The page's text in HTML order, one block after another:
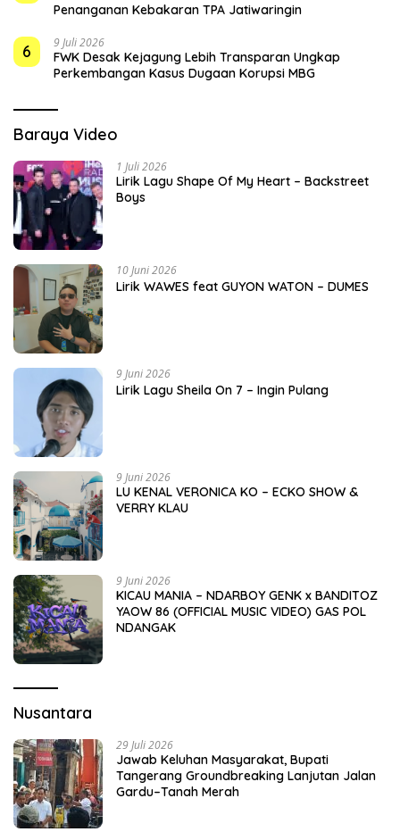
Penanganan Kebakaran TPA Jatiwaringin
6 9 Juli 2026
FWK Desak Kejagung Lebih Transparan Ungkap
Perkembangan Kasus Dugaan Korupsi MBG
Baraya Video
1 Juli 2026
Lirik Lagu Shape Of My Heart – Backstreet
Boys
10 Juni 2026
Lirik WAWES feat GUYON WATON – DUMES
9 Juni 2026
Lirik Lagu Sheila On 7 – Ingin Pulang
9 Juni 2026
LU KENAL VERONICA KO – ECKO SHOW &
VERRY KLAU
9 Juni 2026
KICAU MANIA – NDARBOY GENK x BANDITOZ
YAOW 86 (OFFICIAL MUSIC VIDEO) GAS POL
NDANGAK
Nusantara
29 Juli 2026
Jawab Keluhan Masyarakat, Bupati
Tangerang Groundbreaking Lanjutan Jalan
Gardu–Tanah Merah